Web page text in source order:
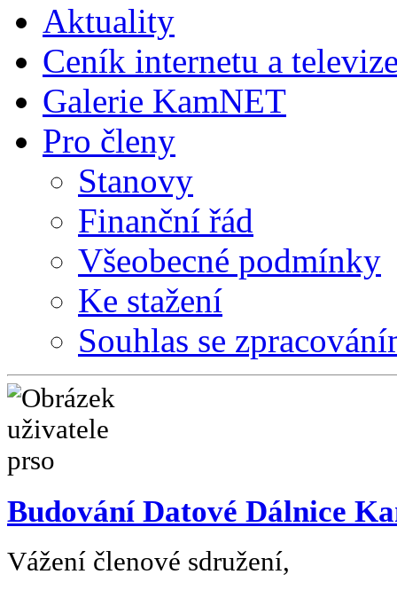
Aktuality
Ceník internetu a
Galerie KamNET
Pro členy
Stanovy
Finanční řád
Všeobecné podmínky
Ke stažení
Souhlas se
Budování Datové Dálnice
Vážení členové sdružení,